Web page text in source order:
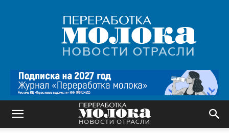
Переработка
молока
|
Новости